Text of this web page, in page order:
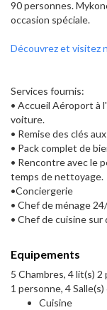
90 personnes.
occasion spéciale.
Découvrez et visitez
Services fournis:
• Accueil Aéroport à
voiture.
• Remise des clés
• Pack complet de
• Rencontre avec le
temps de nettoyage.
•Conciergerie
• Chef de ménage
• Chef de cuisine sur
Equipements
5 Chambres, 4 lit(s)
1 personne, 4 Salle(s)
Cuisine